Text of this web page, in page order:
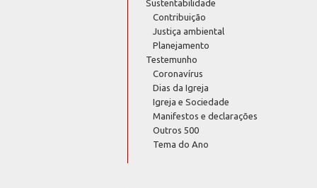
Sustentabilidade
Contribuição
Justiça ambiental
Planejamento
Testemunho
Coronavírus
Dias da Igreja
Igreja e Sociedade
Manifestos e declarações
Outros 500
Tema do Ano